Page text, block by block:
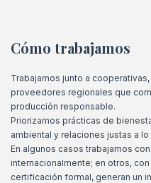
Cómo trabajamos
Trabajamos junto a
proveedores regionales que
producción responsable.
Priorizamos prácticas de
ambiental y relaciones justas a
En algunos casos trabajamos
internacionalmente; en otros,
certificación formal, generan un